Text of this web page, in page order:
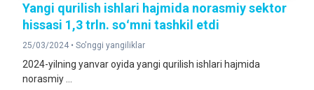
Yangi qurilish ishlari hajmida norasmiy sektor
hissasi 1,3 trln. soʻmni tashkil etdi
25/03/2024 • So'nggi yangiliklar
2024-yilning yanvar oyida yangi qurilish ishlari hajmida
norasmiy ...